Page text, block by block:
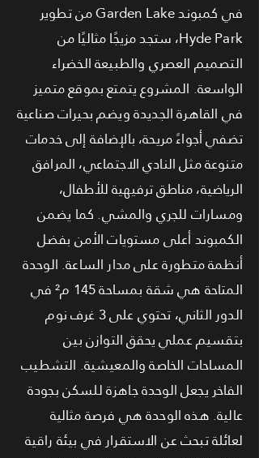
في كمبوند Garden Lake من تطوير
Hyde Park، ستجد مزيجًا مثاليًا من
التصميم العصري والطبيعة الخضراء
الواسعة. المشروع يتمتع بموقع متميز
في القاهرة الجديدة ويضم بحيرات صناعية
تضفي أجواءً مريحة، بالإضافة إلى خدمات
متنوعة مثل النادي الاجتماعي، المرافق
الرياضية، مناطق ترفيهية للأطفال،
ومسارات للجري والمشي. كما يضمن
الكمبوند أعلى مستويات الأمن بفضل
أنظمة متطورة على مدار الساعة. الوحدة
المتاحة هي شقة بمساحة 145 م² في
الدور الثاني، تحتوي على 3 غرف نوم
بتقسيم عملي يحقق التوازن بين
المساحات الخاصة والمعيشية. التشطيب
الفاخر يجعل الوحدة جاهزة للسكن بجودة
عالية. هذه الوحدة هي فرصة مثالية
لعائلة تبحث عن الاستقرار في بيئة راقية